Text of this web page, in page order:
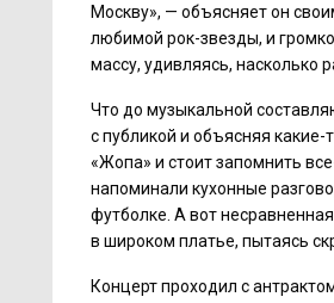
Москву», — объясняет он
любимой рок-звезды, и
массу, удивляясь, насколько
Что до музыкальной
с публикой и объясняя
«Жопа» и стоит запомнить
напоминали кухонные
футболке. А вот
в широком платье, пытаясь
Концерт проходил с